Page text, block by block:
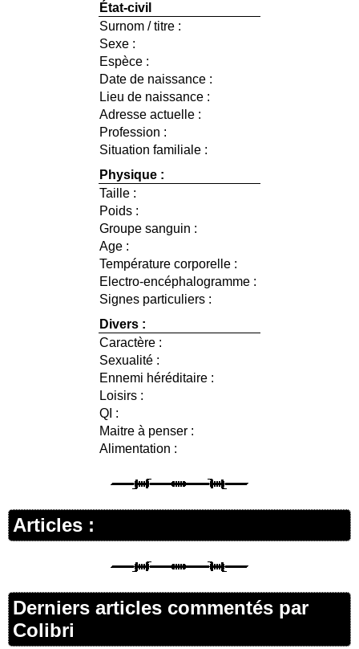
État-civil
Surnom / titre :
Sexe :
Espèce :
Date de naissance :
Lieu de naissance :
Adresse actuelle :
Profession :
Situation familiale :
Physique :
Taille :
Poids :
Groupe sanguin :
Age :
Température corporelle :
Electro-encéphalogramme :
Signes particuliers :
Divers :
Caractère :
Sexualité :
Ennemi héréditaire :
Loisirs :
QI :
Maitre à penser :
Alimentation :
Articles :
Derniers articles commentés par
Colibri